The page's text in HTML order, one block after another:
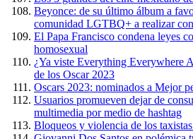
Beyonce: de su último álbum a
comunidad LGTBQ+ a realizar
El Papa Francisco condena leyes
homosexual
¿Ya viste Everything Everywhere
de los Oscar 2023
Oscars 2023: nominados a Mejor
Usuarios promueven dejar de
multimedia por medio de hashtag
Bloqueos y violencia de los